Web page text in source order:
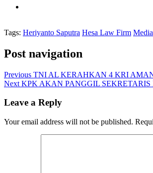
Tags: Heriyanto Saputra Hesa Law Firm
Post navigation
Previous TNI AL KERAHKAN 4 KRI
Next KPK AKAN PANGGIL
Leave a Reply
Your email address will not be published.